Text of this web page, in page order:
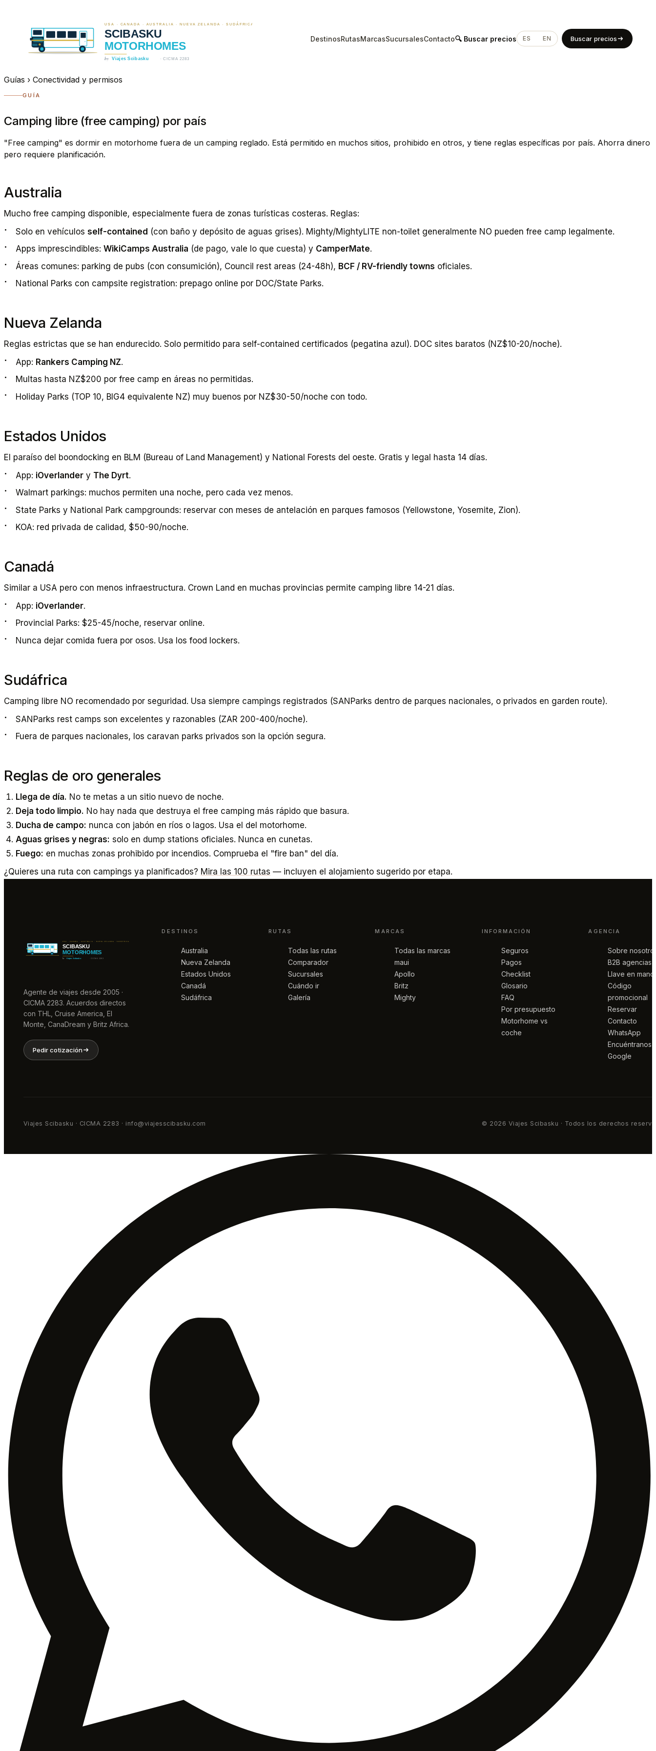
DestinosRutasMarcasSucursalesContacto🔍 Buscar precios ES EN Buscar precios
Guías › Conectividad y permisos
GUÍA
Camping libre (free camping) por país
"Free camping" es dormir en motorhome fuera de un camping reglado. Está permitido en muchos sitios, prohibido en otros, y tiene reglas específicas por país. Ahorra dinero
pero requiere planificación.
Australia
Mucho free camping disponible, especialmente fuera de zonas turísticas costeras. Reglas:
Solo en vehículos self-contained (con baño y depósito de aguas grises). Mighty/MightyLITE non-toilet generalmente NO pueden free camp legalmente.
Apps imprescindibles: WikiCamps Australia (de pago, vale lo que cuesta) y CamperMate.
Áreas comunes: parking de pubs (con consumición), Council rest areas (24-48h), BCF / RV-friendly towns oficiales.
National Parks con campsite registration: prepago online por DOC/State Parks.
Nueva Zelanda
Reglas estrictas que se han endurecido. Solo permitido para self-contained certificados (pegatina azul). DOC sites baratos (NZ$10-20/noche).
App: Rankers Camping NZ.
Multas hasta NZ$200 por free camp en áreas no permitidas.
Holiday Parks (TOP 10, BIG4 equivalente NZ) muy buenos por NZ$30-50/noche con todo.
Estados Unidos
El paraíso del boondocking en BLM (Bureau of Land Management) y National Forests del oeste. Gratis y legal hasta 14 días.
App: iOverlander y The Dyrt.
Walmart parkings: muchos permiten una noche, pero cada vez menos.
State Parks y National Park campgrounds: reservar con meses de antelación en parques famosos (Yellowstone, Yosemite, Zion).
KOA: red privada de calidad, $50-90/noche.
Canadá
Similar a USA pero con menos infraestructura. Crown Land en muchas provincias permite camping libre 14-21 días.
App: iOverlander.
Provincial Parks: $25-45/noche, reservar online.
Nunca dejar comida fuera por osos. Usa los food lockers.
Sudáfrica
Camping libre NO recomendado por seguridad. Usa siempre campings registrados (SANParks dentro de parques nacionales, o privados en garden route).
SANParks rest camps son excelentes y razonables (ZAR 200-400/noche).
Fuera de parques nacionales, los caravan parks privados son la opción segura.
Reglas de oro generales
Llega de día. No te metas a un sitio nuevo de noche.
Deja todo limpio. No hay nada que destruya el free camping más rápido que basura.
Ducha de campo: nunca con jabón en ríos o lagos. Usa el del motorhome.
Aguas grises y negras: solo en dump stations oficiales. Nunca en cunetas.
Fuego: en muchas zonas prohibido por incendios. Comprueba el "fire ban" del día.
¿Quieres una ruta con campings ya planificados? Mira las 100 rutas — incluyen el alojamiento sugerido por etapa.
Agente de viajes desde 2005 ·
CICMA 2283. Acuerdos directos
con THL, Cruise America, El
Monte, CanaDream y Britz Africa.
Pedir cotización
DESTINOS
Australia
Nueva Zelanda
Estados Unidos
Canadá
Sudáfrica
RUTAS
Todas las rutas
Comparador
Sucursales
Cuándo ir
Galería
MARCAS
Todas las marcas
maui
Apollo
Britz
Mighty
INFORMACIÓN
Seguros
Pagos
Checklist
Glosario
FAQ
Por presupuesto
Motorhome vs
coche
AGENCIA
Sobre
B2B agencias
Llave en mano
Código
promocional
Reservar
Contacto
WhatsApp
Encuéntranos
Google
Viajes Scibasku · CICMA 2283 · info@viajesscibasku.com © 2026 Viajes Scibasku · Todos los derechos